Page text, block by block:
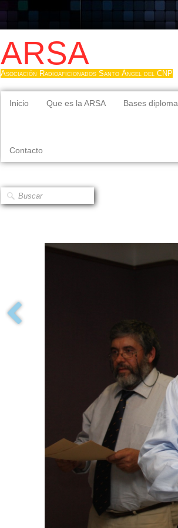
ARSA
Asociación Radioaficionados Santo Ángel del CNP
Inicio Que es la ARSA Bases diploma
Contacto